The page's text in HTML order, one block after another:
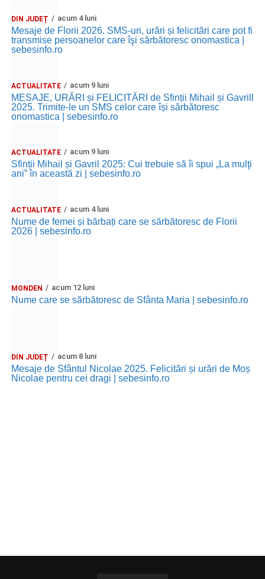
DIN JUDEȚ acum 4 luni
Mesaje de Florii 2026. SMS-uri, urări și felicitări care pot fi
transmise persoanelor care îşi sărbătoresc onomastica |
sebesinfo.ro
ACTUALITATE acum 9 luni
MESAJE, URĂRI și FELICITĂRI de Sfinții Mihail și Gavrill
2025. Trimite-le un SMS celor care își sărbătoresc
onomastica | sebesinfo.ro
ACTUALITATE acum 9 luni
Sfinții Mihail și Gavril 2025: Cui trebuie să îi spui „La mulţi
ani” în această zi | sebesinfo.ro
ACTUALITATE acum 4 luni
Nume de femei și bărbați care se sărbătoresc de Florii
2026 | sebesinfo.ro
MONDEN acum 12 luni
Nume care se sărbătoresc de Sfânta Maria | sebesinfo.ro
DIN JUDEȚ acum 8 luni
Mesaje de Sfântul Nicolae 2025. Felicitări și urări de Moș
Nicolae pentru cei dragi | sebesinfo.ro